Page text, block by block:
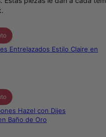
Entrelazados Estilo Claire en
Hazel con Dijes
Baño de Oro